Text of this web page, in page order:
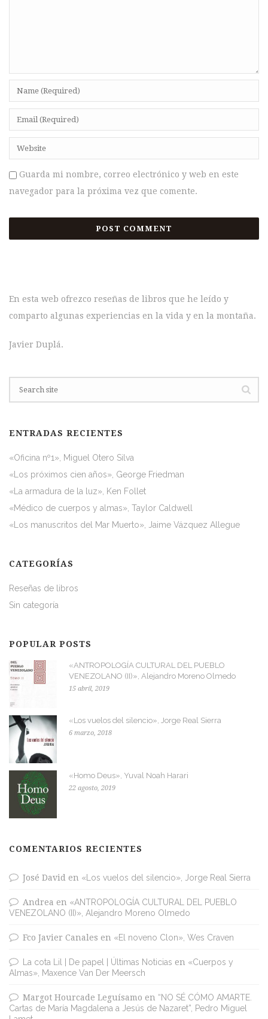
Guarda mi nombre, correo electrónico y web en este
navegador para la próxima vez que comente.
En esta web ofrezco reseñas de libros que he leído y
comparto algunas experiencias en la vida y en la montaña.
Javier Duplá.
ENTRADAS RECIENTES
«Oficina nº1», Miguel Otero Silva
«Los próximos cien años», George Friedman
«La armadura de la luz», Ken Follet
«Médico de cuerpos y almas», Taylor Caldwell
«Los manuscritos del Mar Muerto», Jaime Vázquez Allegue
CATEGORÍAS
Reseñas de libros
Sin categoría
POPULAR POSTS
«ANTROPOLOGÍA CULTURAL DEL PUEBLO
VENEZOLANO (II)», Alejandro Moreno Olmedo
15 abril, 2019
«Los vuelos del silencio», Jorge Real Sierra
6 marzo, 2018
«Homo Deus», Yuval Noah Harari
22 agosto, 2019
COMENTARIOS RECIENTES
José David en «Los vuelos del silencio», Jorge Real Sierra
Andrea en «ANTROPOLOGÍA CULTURAL DEL PUEBLO
VENEZOLANO (II)», Alejandro Moreno Olmedo
Fco Javier Canales en «El noveno Clon», Wes Craven
La cota Lil | De papel | Últimas Noticias en «Cuerpos y
Almas», Maxence Van Der Meersch
Margot Hourcade Leguísamo en “NO SÉ CÓMO AMARTE.
Cartas de María Magdalena a Jesús de Nazaret”, Pedro Miguel